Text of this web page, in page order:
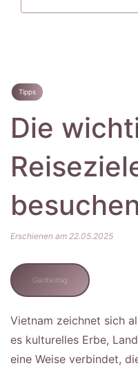
Tipps
Die
besuchen
Erschienen am 22.05.2025
Gastbeitrag
Vietnam zeichnet sich
es kulturelles Erbe,
eine Weise verbindet,